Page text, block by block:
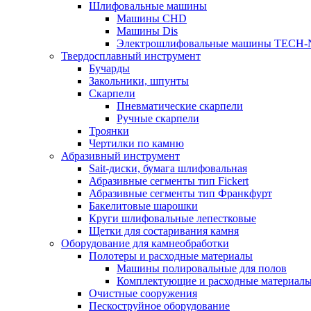
Шлифовальные машины
Машины CHD
Машины Dis
Электрошлифовальные машины TECH-
Твердосплавный инструмент
Бучарды
Закольники, шпунты
Скарпели
Пневматические скарпели
Ручные скарпели
Троянки
Чертилки по камню
Абразивный инструмент
Sait-диски, бумага шлифовальная
Абразивные сегменты тип Fickert
Абразивные сегменты тип Франкфурт
Бакелитовые шарошки
Круги шлифовальные лепестковые
Щетки для состаривания камня
Оборудование для камнеобработки
Полотеры и расходные материалы
Машины полировальные для полов
Комплектующие и расходные
Очистные сооружения
Пескоструйное оборудование